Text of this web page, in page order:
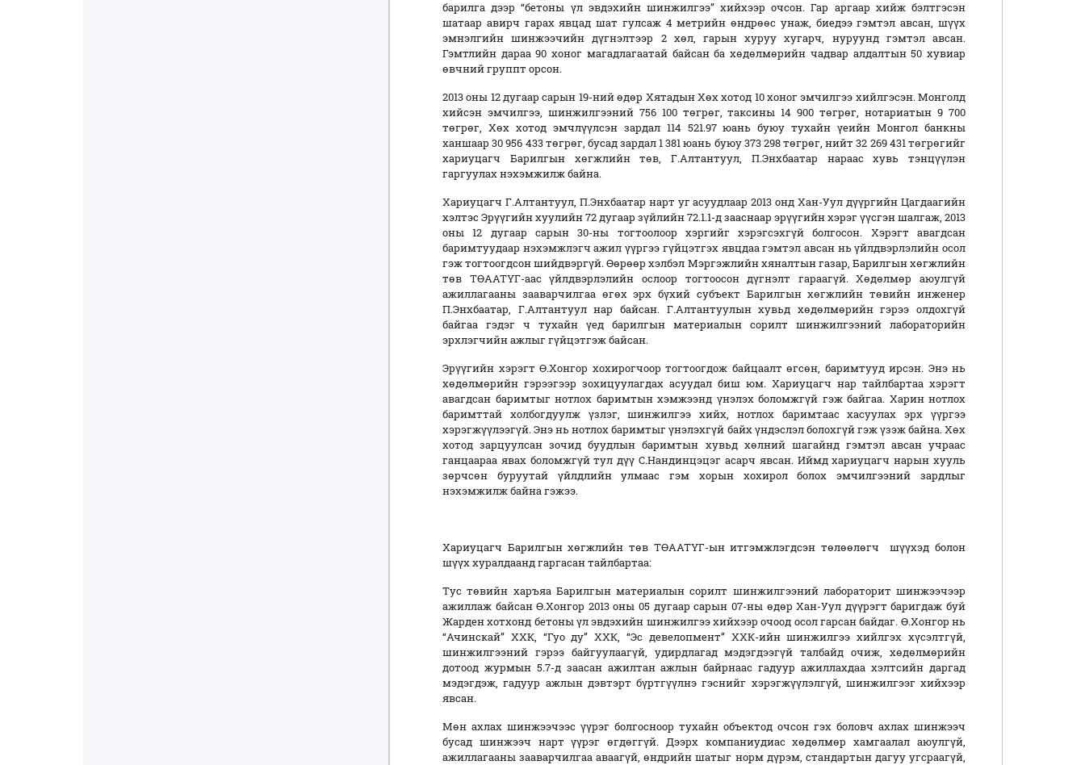
барилга дээр “бетоны үл эвдэхийн шинжилгээ” хийхээр очсон. Гар аргаар хийж бэлтгэсэн
шатаар авирч гарах явцад шат гулсаж 4 метрийн өндрөөс унаж, биедээ гэмтэл авсан, шүүх
эмнэлгийн шинжээчийн дүгнэлтээр 2 хөл, гарын хуруу хугарч, нуруунд гэмтэл авсан.
Гэмтлийн дараа 90 хоног магадлагаатай байсан ба хөдөлмөрийн чадвар алдалтын 50 хувиар
өвчний группт орсон.
2013 оны 12 дугаар сарын 19-ний өдөр Хятадын Хөх хотод 10 хоног эмчилгээ хийлгэсэн. Монголд
хийсэн эмчилгээ, шинжилгээний 756 100 төгрөг, таксины 14 900 төгрөг, нотариатын 9 700
төгрөг, Хөх хотод эмчлүүлсэн зардал 114 521.97 юань буюу тухайн үеийн Монгол банкны
ханшаар 30 956 433 төгрөг, бусад зардал 1 381 юань буюу 373 298 төгрөг, нийт 32 269 431 төгрөгийг
хариуцагч Барилгын хөгжлийн төв, Г.Алтантуул, П.Энхбаатар нараас хувь тэнцүүлэн
гаргуулах нэхэмжилж байна.
Хариуцагч Г.Алтантуул, П.Энхбаатар нарт уг асуудлаар 2013 онд Хан-Уул дүүргийн Цагдаагийн
хэлтэс Эрүүгийн хуулийн 72 дугаар зүйлийн 72.1.1-д зааснаар эрүүгийн хэрэг үүсгэн шалгаж, 2013
оны 12 дугаар сарын 30-ны тогтоолоор хэргийг хэрэгсэхгүй болгосон. Хэрэгт авагдсан
баримтуудаар нэхэмжлэгч ажил үүргээ гүйцэтгэх явцдаа гэмтэл авсан нь үйлдвэрлэлийн осол
гэж тогтоогдсон шийдвэргүй. Өөрөөр хэлбэл Мэргэжлийн хяналтын газар, Барилгын хөгжлийн
төв ТӨААТҮГ-аас үйлдвэрлэлийн ослоор тогтоосон дүгнэлт гараагүй. Хөдөлмөр аюулгүй
ажиллагааны зааварчилгаа өгөх эрх бүхий субъект Барилгын хөгжлийн төвийн инженер
П.Энхбаатар, Г.Алтантуул нар байсан. Г.Алтантуулын хувьд хөдөлмөрийн гэрээ олдохгүй
байгаа гэдэг ч тухайн үед барилгын материалын сорилт шинжилгээний лабораторийн
эрхлэгчийн ажлыг гүйцэтгэж байсан.
Эрүүгийн хэрэгт Ө.Хонгор хохирогчоор тогтоогдож байцаалт өгсөн, баримтууд ирсэн. Энэ нь
хөдөлмөрийн гэрээгээр зохицуулагдах асуудал биш юм. Хариуцагч нар тайлбартаа хэрэгт
авагдсан баримтыг нотлох баримтын хэмжээнд үнэлэх боломжгүй гэж байгаа. Харин нотлох
баримттай холбогдуулж үзлэг, шинжилгээ хийх, нотлох баримтаас хасуулах эрх үүргээ
хэрэгжүүлээгүй. Энэ нь нотлох баримтыг үнэлэхгүй байх үндэслэл болохгүй гэж үзэж байна. Хөх
хотод зарцуулсан зочид буудлын баримтын хувьд хөлний шагайнд гэмтэл авсан учраас
ганцаараа явах боломжгүй тул дүү С.Нандинцэцэг асарч явсан. Иймд хариуцагч нарын хууль
зөрчсөн буруутай үйлдлийн улмаас гэм хорын хохирол болох эмчилгээний зардлыг
нэхэмжилж байна гэжээ.
Хариуцагч Барилгын хөгжлийн төв ТӨААТҮГ-ын итгэмжлэгдсэн төлөөлөгч шүүхэд болон
шүүх хуралдаанд гаргасан тайлбартаа:
Тус төвийн харъяа Барилгын материалын сорилт шинжилгээний лабораторит шинжээчээр
ажиллаж байсан Ө.Хонгор 2013 оны 05 дугаар сарын 07-ны өдөр Хан-Уул дүүрэгт баригдаж буй
Жарден хотхонд бетоны үл эвдэхийн шинжилгээ хийхээр очоод осол гарсан байдаг. Ө.Хонгор нь
“Ачинскай” ХХК, “Гуо ду” ХХК, “Эс девелопмент” ХХК-ийн шинжилгээ хийлгэх хүсэлтгүй,
шинжилгээний гэрээ байгуулаагүй, удирдлагад мэдэгдээгүй талбайд очиж, хөдөлмөрийн
дотоод журмын 5.7-д заасан ажилтан ажлын байрнаас гадуур ажиллахдаа хэлтсийн даргад
мэдэгдэж, гадуур ажлын дэвтэрт бүртгүүлнэ гэснийг хэрэгжүүлэлгүй, шинжилгээг хийхээр
явсан.
Мөн ахлах шинжээчээс үүрэг болгосноор тухайн объектод очсон гэх боловч ахлах шинжээч
бусад шинжээч нарт үүрэг өгдөггүй. Дээрх компаниудиас хөдөлмөр хамгаалал аюулгүй,
ажиллагааны зааварчилгаа аваагүй, өндрийн шатыг норм дүрэм, стандартын дагуу угсраагүй,